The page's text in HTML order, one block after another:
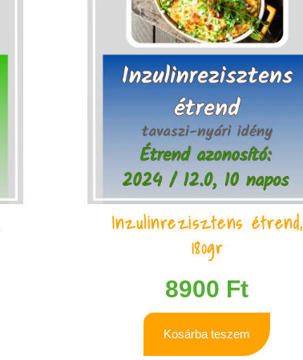
Inzulinrezisztens étrend,
180gr
8900 Ft
Kosárba teszem